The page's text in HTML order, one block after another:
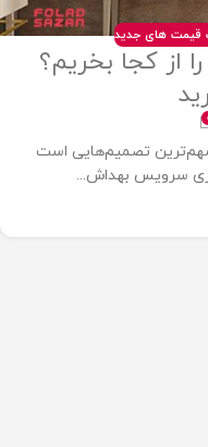
قیمت های جدید
از کجا بخریم؟
تصمیم‌هایی است
سرویس بهداش...